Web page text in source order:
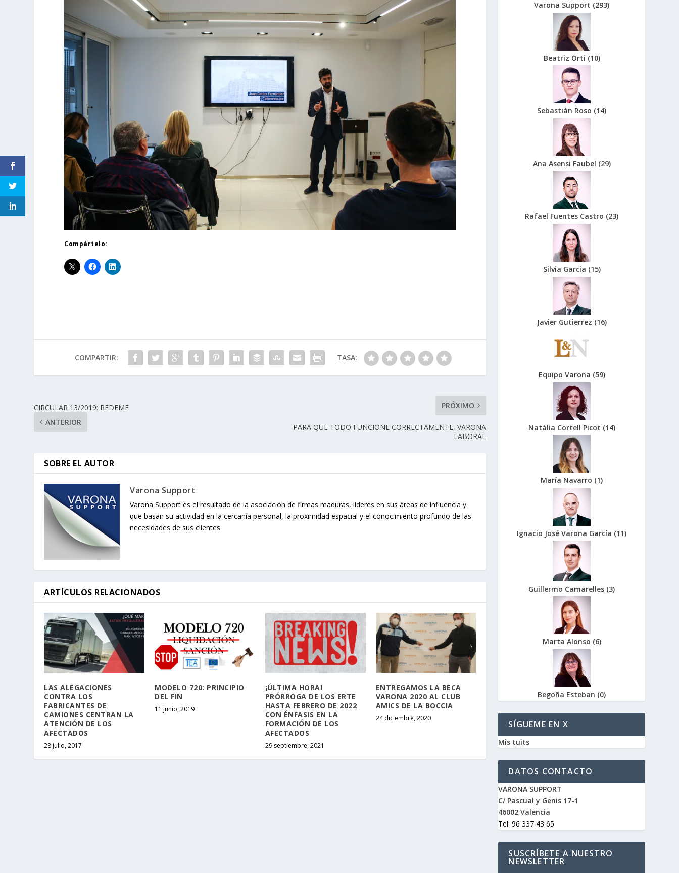
Compártelo:
COMPARTIR: TASA:
CIRCULAR 13/2019: REDEME
ANTERIOR
PRÓXIMO
PARA QUE TODO FUNCIONE CORRECTAMENTE, VARONA
LABORAL
SOBRE EL AUTOR
Varona Support
Varona Support es el resultado de la asociación de firmas maduras, líderes en sus áreas de influencia y
que basan su actividad en la cercanía personal, la proximidad espacial y el conocimiento profundo de las
necesidades de sus clientes.
ARTÍCULOS RELACIONADOS
LAS ALEGACIONES
CONTRA LOS
FABRICANTES DE
CAMIONES CENTRAN LA
ATENCIÓN DE LOS
AFECTADOS
28 julio, 2017
MODELO 720: PRINCIPIO
DEL FIN
11 junio, 2019
¡ÚLTIMA HORA!
PRÓRROGA DE LOS ERTE
HASTA FEBRERO DE 2022
CON ÉNFASIS EN LA
FORMACIÓN DE LOS
AFECTADOS
29 septiembre, 2021
ENTREGAMOS LA BECA
VARONA 2020 AL CLUB
AMICS DE LA BOCCIA
24 diciembre, 2020
Varona Support (293)
Beatriz Orti (10)
Sebastián Roso (14)
Ana Asensi Faubel (29)
Rafael Fuentes Castro (23)
Silvia Garcia (15)
Javier Gutierrez (16)
Equipo Varona (59)
Natàlia Cortell Picot (14)
María Navarro (1)
Ignacio José Varona García (11)
Guillermo Camarelles (3)
Marta Alonso (6)
Begoña Esteban (0)
SÍGUEME EN X
Mis tuits
DATOS CONTACTO
VARONA SUPPORT
C/ Pascual y Genis 17-1
46002 Valencia
Tel. 96 337 43 65
SUSCRÍBETE A NUESTRO
NEWSLETTER